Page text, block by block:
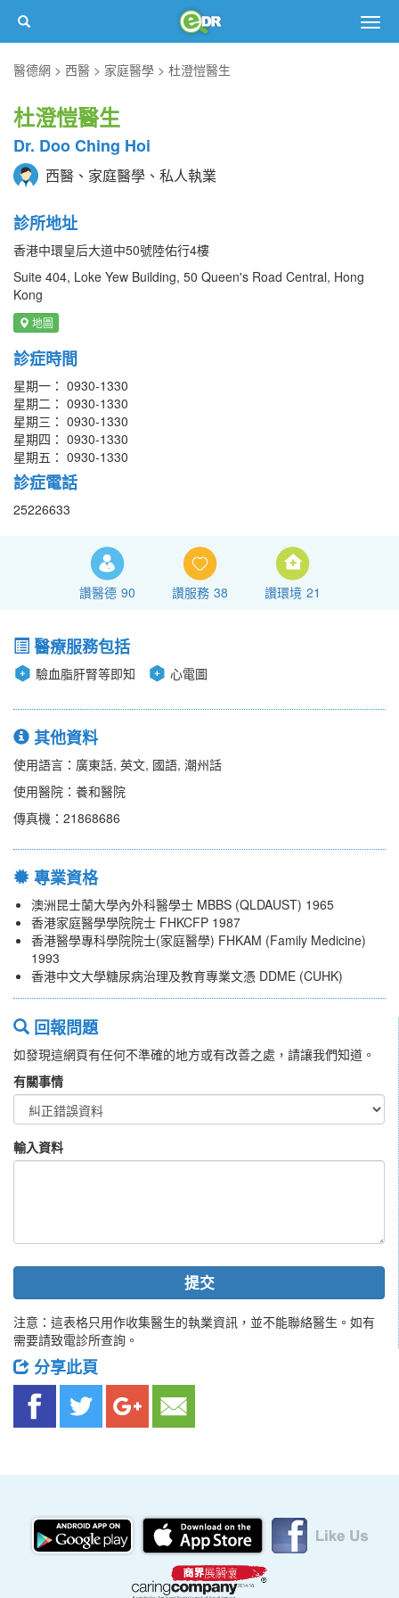
醫德網
西醫 家庭醫學 杜澄愷醫生
杜澄愷醫生
Dr. Doo Ching Hoi
西醫、家庭醫學、私人執業
診所地址
香港中環皇后大道中50號陸佑行4樓
Suite 404, Loke Yew Building, 50 Queen's Road Central, Hong
Kong
地圖
診症時間
星期一： 0930-1330
星期二： 0930-1330
星期三： 0930-1330
星期四： 0930-1330
星期五： 0930-1330
診症電話
25226633
讚醫德 90 讚服務 38 讚環境 21
醫療服務包括
驗血脂肝腎等即知 心電圖
其他資料
使用語言：廣東話, 英文, 國語, 潮州話
使用醫院：養和醫院
傳真機：21868686
專業資格
澳洲昆士蘭大學內外科醫學士 MBBS (QLDAUST) 1965
香港家庭醫學學院院士 FHKCFP 1987
香港醫學專科學院院士(家庭醫學) FHKAM (Family Medicine)
1993
香港中文大學糖尿病治理及教育專業文憑 DDME (CUHK)
回報問題
如發現這網頁有任何不準確的地方或有改善之處，請讓我們知道。
有關事情
輸入資料
提交
注意：這表格只用作收集醫生的執業資訊，並不能聯絡醫生。如有
需要請致電診所查詢。
分享此頁